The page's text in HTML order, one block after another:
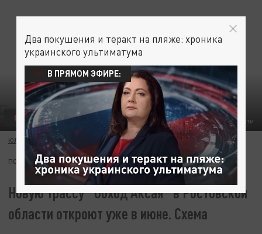
ФОТО: САЙТ ПРАВИТЕЛЬСТВА РОСТОВСКОЙ ОБЛАСТИ
ОБЩЕСТВО
ЮЛИЯ БАНИШЕВСКАЯ 18 МАЯ 11:20
ПОДПИШИТЕСЬ:
Новую трассу "Обход Аксая" в Ростовской
области откроют уже в июне. Схема
Два покушения и теракт на пляже: хроника
украинского ультиматума
В ПРЯМОМ ЭФИРЕ: